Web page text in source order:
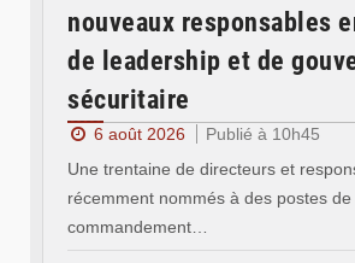
nouveaux responsables
de leadership et de
sécuritaire
6 août 2026
Publié à 10h45
Une trentaine de directeurs et
récemment nommés à des postes de
commandement…